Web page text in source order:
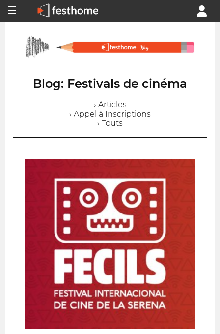
Blog: Festivals de cinéma
› Articles
› Appel à Inscriptions
› Touts